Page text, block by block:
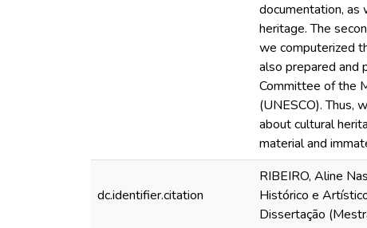
documentation,
heritage. The
we computerized
also prepared and
Committee of the
(UNESCO). Thus,
about cultural
material and
dc.identifier.citation
RIBEIRO, Aline
Histórico e
Dissertação